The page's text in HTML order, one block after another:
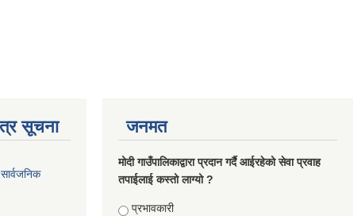
सूचना जनमत
मोदी गाउँपालिकाद्वारा प्रदान गर्दै आईरहेको सेवा प्रवाह
तपाईलाई कस्तो लाग्यो ?
Choices
प्रभावकारी